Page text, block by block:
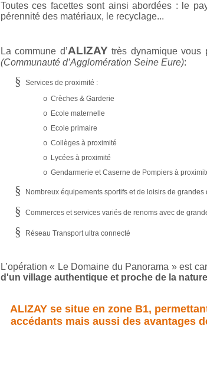
Toutes ces facettes sont ainsi abordées : le
pérennité des matériaux, le recyclage...
La commune d’ALIZAY très dynamique vous
(Communauté d’Agglomération Seine Eure):
§
Services de proximité :
o Crèches & Garderie
o Ecole maternelle
o Ecole primaire
o Collèges à proximité
o Lycées à proximité
o Gendarmerie et Caserne de Pompiers à
§ Nombreux équipements sportifs et de loisirs de grandes
§ Commerces et services variés de renoms avec de
§ Réseau Transport ultra connecté
L’opération « Le Domaine du Panorama » est
d'un village authentique et proche de la nature
ALIZAYse situe en zone B1,
accédants mais aussi des avantages